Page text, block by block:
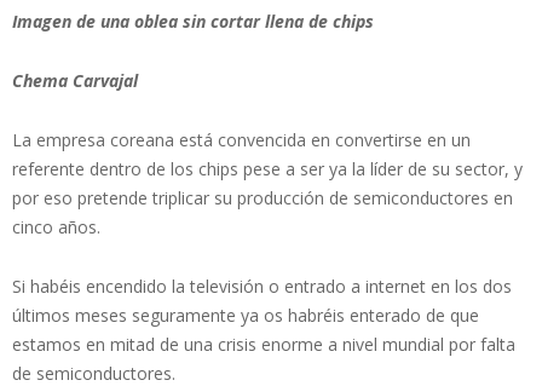
Imagen de una oblea sin cortar llena de chips
Chema Carvajal
La empresa coreana está convencida en convertirse en un
referente dentro de los chips pese a ser ya la líder de su sector, y
por eso pretende triplicar su producción de semiconductores en
cinco años.
Si habéis encendido la televisión o entrado a internet en los dos
últimos meses seguramente ya os habréis enterado de que
estamos en mitad de una crisis enorme a nivel mundial por falta
de semiconductores.